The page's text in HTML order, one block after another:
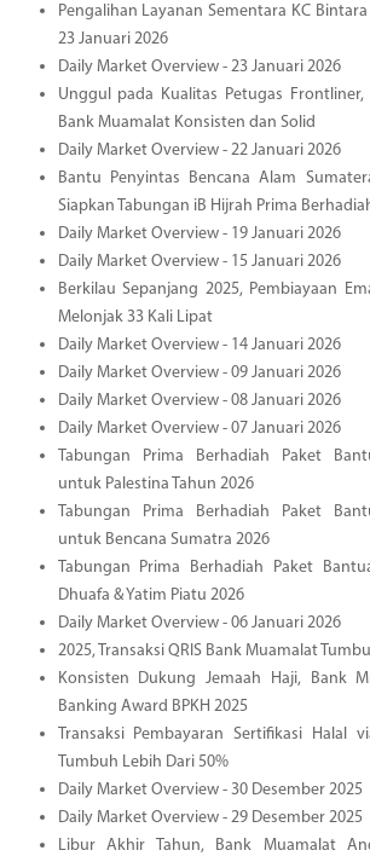
Pengalihan Layanan Sementara KC Bintara
23 Januari 2026
Daily Market Overview - 23 Januari 2026
Unggul pada Kualitas Petugas Frontliner,
Bank Muamalat Konsisten dan Solid
Daily Market Overview - 22 Januari 2026
Bantu Penyintas Bencana Alam
Siapkan Tabungan iB Hijrah Prima
Daily Market Overview - 19 Januari 2026
Daily Market Overview - 15 Januari 2026
Berkilau Sepanjang 2025, Pembiayaan
Melonjak 33 Kali Lipat
Daily Market Overview - 14 Januari 2026
Daily Market Overview - 09 Januari 2026
Daily Market Overview - 08 Januari 2026
Daily Market Overview - 07 Januari 2026
Tabungan Prima Berhadiah Paket
untuk Palestina Tahun 2026
Tabungan Prima Berhadiah Paket
untuk Bencana Sumatra 2026
Tabungan Prima Berhadiah Paket
Dhuafa & Yatim Piatu 2026
Daily Market Overview - 06 Januari 2026
2025, Transaksi QRIS Bank Muamalat
Konsisten Dukung Jemaah Haji, Bank
Banking Award BPKH 2025
Transaksi Pembayaran Sertifikasi Halal
Tumbuh Lebih Dari 50%
Daily Market Overview - 30 Desember 2025
Daily Market Overview - 29 Desember 2025
Libur Akhir Tahun, Bank Muamalat